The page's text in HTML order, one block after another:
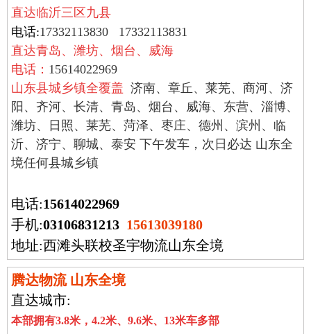
直达临沂三区九县
电话:17332113830
17332113831
直达青岛、潍坊、烟台、威海
电话： 15614022969
山东县城乡镇全覆盖 济南、章丘、莱芜、商河、济
阳、齐河、长清、青岛、烟台、威海、东营、淄博、
潍坊、日照、莱芜、菏泽、枣庄、德州、滨州、临
沂、济宁、聊城、泰安 下午发车，次日必达 山东全
境任何县城乡镇
电话:15614022969
手机:03106831213 15613039180
地址:西滩头联校圣宇物流山东全境
腾达物流 山东全境
直达城市:
本部拥有3.8米，4.2米、9.6米、13米车多部